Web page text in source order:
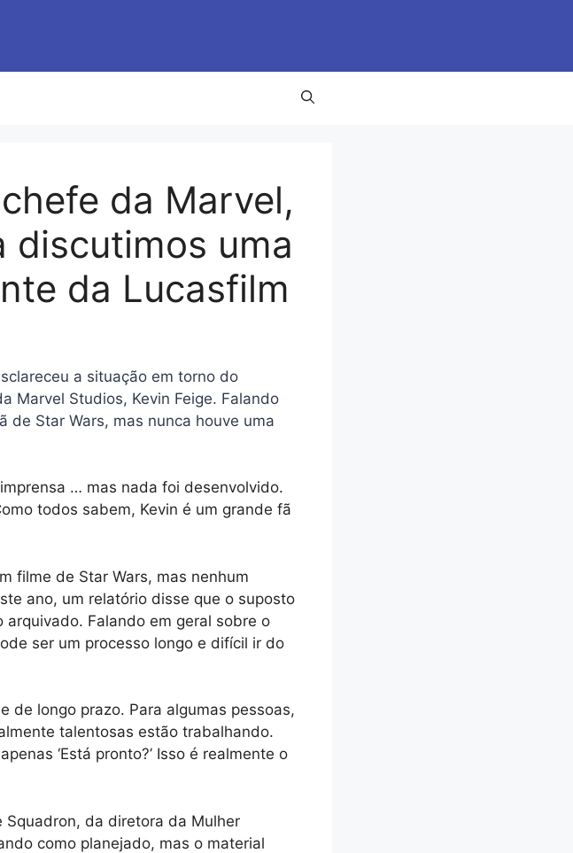
da Marvel,
discutimos uma
da Lucasfilm
a situação em torno do
Marvel Studios, Kevin Feige. Falando
de Star Wars, mas nunca houve uma
… mas nada foi desenvolvido.
todos sabem, Kevin é um grande fã
filme de Star Wars, mas nenhum
ano, um relatório disse que o suposto
Falando em geral sobre o
ser um processo longo e difícil ir do
de longo prazo. Para algumas pessoas,
talentosas estão trabalhando.
‘Está pronto?’ Isso é realmente o
Squadron, da diretora da Mulher
como planejado, mas o material